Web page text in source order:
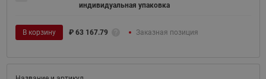
индивидуальная упаковка
В корзину ₽ 63 167.79 Заказная позиция